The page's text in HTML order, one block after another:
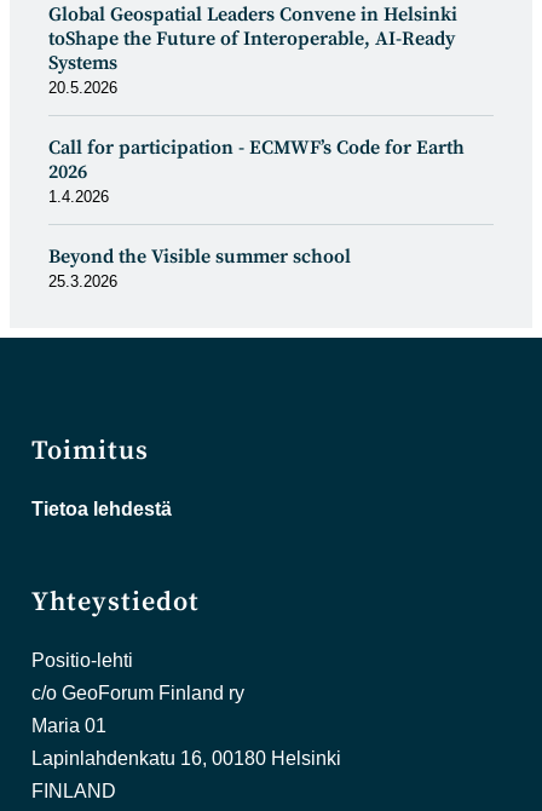
Global Geospatial Leaders Convene in Helsinki
toShape the Future of Interoperable, AI-Ready
Systems
20.5.2026
Call for participation - ECMWF’s Code for Earth
2026
1.4.2026
Beyond the Visible summer school
25.3.2026
Toimitus
Tietoa lehdestä
Yhteystiedot
Positio-lehti
c/o GeoForum Finland ry
Maria 01
Lapinlahdenkatu 16, 00180 Helsinki
FINLAND